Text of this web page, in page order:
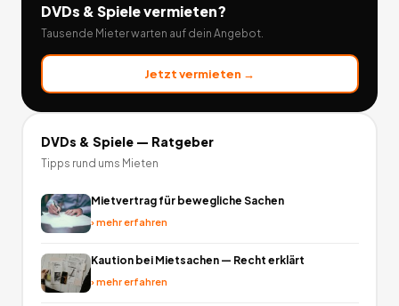
DVDs & Spielevermieten?
Tausende Mieter warten auf dein Angebot.
Jetzt vermieten →
DVDs & Spiele— Ratgeber
Tipps rund ums Mieten
Mietvertrag für bewegliche Sachen
›mehr erfahren
Kaution bei Mietsachen — Recht erklärt
›mehr erfahren